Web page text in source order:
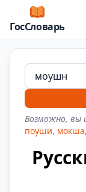
ГосСловарь
Возможно, вы
поуши, мокша,